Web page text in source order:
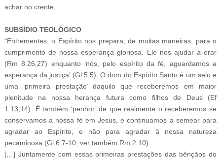
achar no crente.
SUBSÍDIO TEOLÓGICO
“Entrementes, o Espírito nos prepara, de muitas maneiras, para o
cumprimento de nossa esperança gloriosa. Ele nos ajudar a orar
(Rm 8.26,27) enquanto ‘nós, pelo espírito da fé, aguardamos a
esperança da justiça’ (Gl 5.5). O dom do Espírito Santo é um selo e
uma ‘primeira prestação’ daquilo que receberemos em maior
plenitude na nossa herança futura como filhos de Deus (Ef
1.13,14). É também ‘penhor’ de que realmente o receberemos se
conservamos a nossa fé em Jesus, e continuamos a semear para
agradar ao Espírito, e não para agradar à nossa natureza
pecaminosa (Gl 6.7-10; ver também Rm 2.10).
[…] Juntamente com essas primeiras prestações das bênçãos do